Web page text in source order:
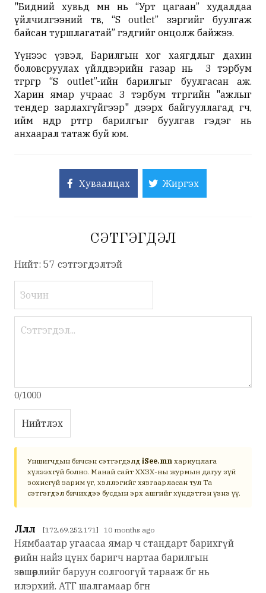
"Бидний хувьд өмнө нь “Урт цагаан” худалдаа
үйлчилгээний төв, “S outlet” зэргийг буулгаж
байсан туршлагатай” гэдгийг онцолж байжээ.
Үүнээс үзвэл, Барилгын хог хаягдлыг дахин
боловсруулах үйлдвэрийн газар нь 3 тэрбум
төгрөгөөр “S outlet”-ийн барилгыг буулгасан аж.
Харин ямар учраас 3 тэрбум төгрөгийн "ажлыг
тендер зарлахгүйгээр" дээрх байгууллагад өгч,
ийм өндөр өртөгөөр барилгыг буулгав гэдэг нь
анхаарал татаж буй юм.
Хуваалцах Жиргэх
СЭТГЭГДЭЛ
Нийт: 57 сэтгэгдэлтэй
0/1000
Нийтлэх
Уншигчдын бичсэн сэтгэгдэлд iSee.mn хариуцлага
хүлээхгүй болно. Манай сайт ХХЗХ-ны журмын дагуу зүй
зохисгүй зарим үг, хэллэгийг хязгаарласан тул Та
сэтгэгдэл бичихдээ бусдын эрх ашгийг хүндэтгэн үзнэ үү.
Ллл [172.69.252.171] 10 months ago
Нямбаатар угаасаа ямар ч стандарт барихгүй
өөрийн найз цүнх баригч нартаа барилгын
зөвшөөрлийг баруун солгоогүй тарааж бг нь
илэрхий. АТГ шалгамаар бгн